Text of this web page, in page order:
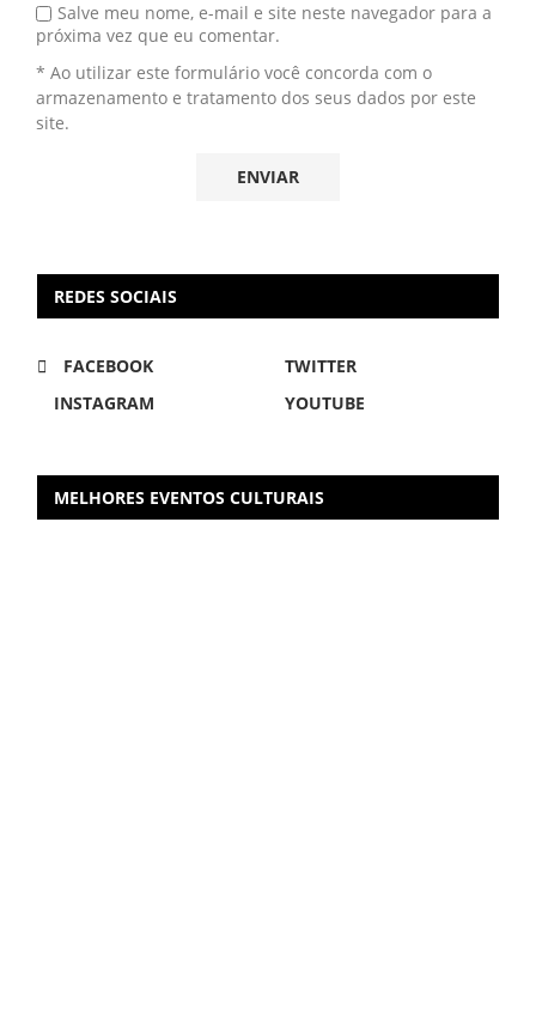
Salve meu nome, e-mail e site neste navegador para a
próxima vez que eu comentar.
* Ao utilizar este formulário você concorda com o
armazenamento e tratamento dos seus dados por este
site.
REDES SOCIAIS
FACEBOOK
TWITTER
INSTAGRAM
YOUTUBE
MELHORES EVENTOS CULTURAIS